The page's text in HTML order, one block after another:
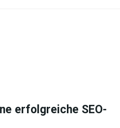
erfolgreiche SEO-